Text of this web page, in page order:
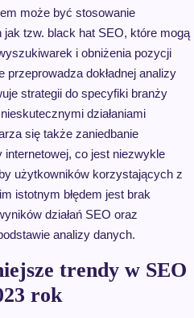
może być stosowanie
tzw. black hat SEO, które mogą
i obniżenia pozycji
przeprowadza dokładnej analizy
strategii do specyfiki branży
działaniami
się także zaniedbanie
co jest niezwykle
użytkowników korzystających z
istotnym błędem jest brak
działań SEO oraz
analizy danych.
trendy w SEO
rok